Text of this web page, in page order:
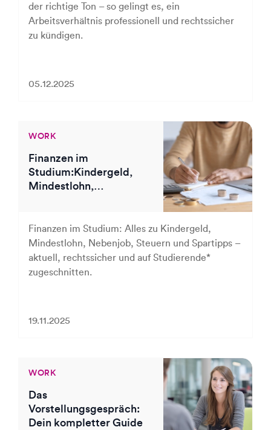
der richtige Ton – so gelingt es, ein
Arbeitsverhältnis professionell und rechtssicher
zu kündigen.
05.12.2025
WORK
Finanzen im
Studium:Kindergeld,
Mindestlohn,
Finanzen im Studium: Alles zu Kindergeld,
Mindestlohn, Nebenjob, Steuern und Spartipps –
aktuell, rechtssicher und auf Studierende*
zugeschnitten.
19.11.2025
WORK
Das
Vorstellungsgespräch:
Dein kompletter Guide